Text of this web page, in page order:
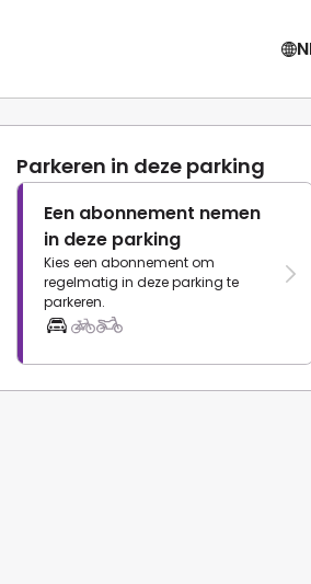
Parkeren in deze parking
Een abonnement nemen
in deze parking
Kies een abonnement om
regelmatig in deze parking te
parkeren.